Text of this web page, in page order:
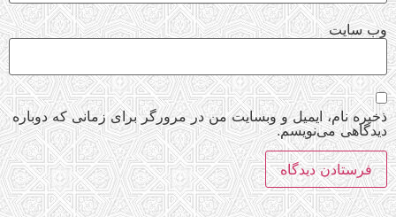
وب‌ سایت
ذخیره نام، ایمیل و وبسایت من در مرورگر برای زمانی که دوباره
دیدگاهی می‌نویسم.